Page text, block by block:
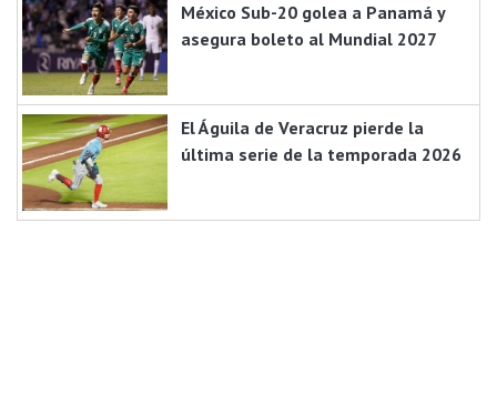
México Sub-20 golea a Panamá y
asegura boleto al Mundial 2027
El Águila de Veracruz pierde la
última serie de la temporada 2026